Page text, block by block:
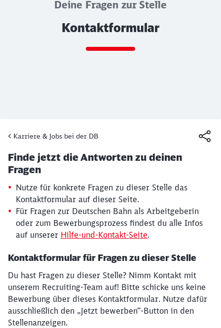
Deine Fragen zur Stelle
Kontaktformular
Ende des Sliders
Karriere & Jobs bei der DB
19. März 2026, 15:13 Uhr
Artikel:
Kontaktformular
Finde jetzt die Antworten zu deinen
Fragen
Nutze für konkrete Fragen zu dieser Stelle das
Kontaktformular auf dieser Seite.
Für Fragen zur Deutschen Bahn als Arbeitgeberin
oder zum Bewerbungsprozess findest du alle Infos
auf unserer Hilfe-und-Kontakt-Seite.
Kontaktformular für Fragen zu dieser Stelle
Du hast Fragen zu dieser Stelle? Nimm Kontakt mit
unserem Recruiting-Team auf! Bitte schicke uns keine
Bewerbung über dieses Kontaktformular. Nutze dafür
ausschließlich den „Jetzt bewerben“-Button in den
Stellenanzeigen.